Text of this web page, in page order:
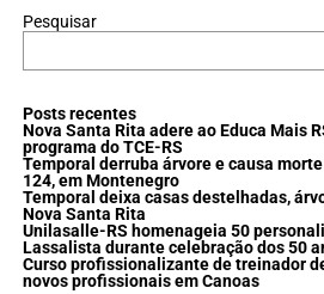
Pesquisar
Posts recentes
Nova Santa Rita adere ao Educa Mais
programa do TCE-RS
Temporal derruba árvore e causa
124, em Montenegro
Temporal deixa casas destelhadas,
Nova Santa Rita
Unilasalle-RS homenageia 50
Lassalista durante celebração dos 50
Curso profissionalizante de treinador
novos profissionais em Canoas